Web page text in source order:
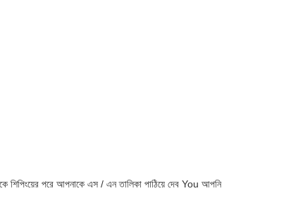
শিপিংয়ের পরে আপনাকে এস / এন তালিকা পাঠিয়ে দেব You আপনি